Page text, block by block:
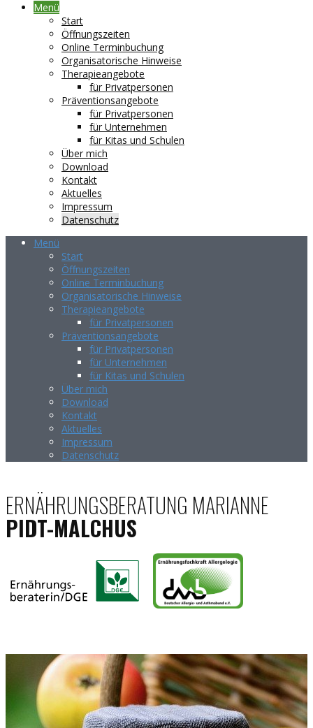
Menü
Start
Öffnungszeiten
Online Terminbuchung
Organisatorische Hinweise
Therapieangebote
für Privatpersonen
Präventionsangebote
für Privatpersonen
für Unternehmen
für Kitas und Schulen
Über mich
Download
Kontakt
Aktuelles
Impressum
Datenschutz
Menü
Start
Öffnungszeiten
Online Terminbuchung
Organisatorische Hinweise
Therapieangebote
für Privatpersonen
Präventionsangebote
für Privatpersonen
für Unternehmen
für Kitas und Schulen
Über mich
Download
Kontakt
Aktuelles
Impressum
Datenschutz
ERNÄHRUNGSBERATUNG MARIANNE
PIDT-MALCHUS